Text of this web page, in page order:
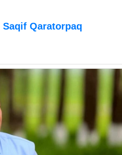
Saqif Qaratorpaq